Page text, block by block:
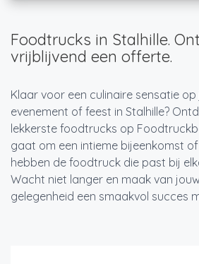
Foodtrucks in Stalhille.
vrijblijvend een offerte.
Klaar voor een culinaire sensatie
evenement of feest in Stalhille?
lekkerste foodtrucks op
gaat om een intieme bijeenkomst
hebben de foodtruck die past bij
Wacht niet langer en maak van
gelegenheid een smaakvol succes